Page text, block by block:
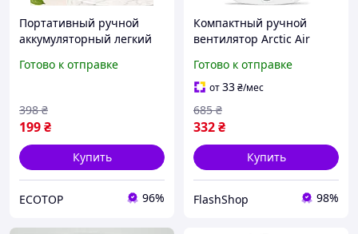
Портативный ручной
аккумуляторный легкий
мини вентилятор USB с
для дома офиса
Готово к отправке
199₴
398 ₴
Купить
ECOTOP 96%
Компактный ручной
вентилятор Arctic Air
охлаждением и
увлажнением воздуха
(белый)
Готово к отправке
от33₴/мес
332₴
685 ₴
Купить
FlashShop 98%